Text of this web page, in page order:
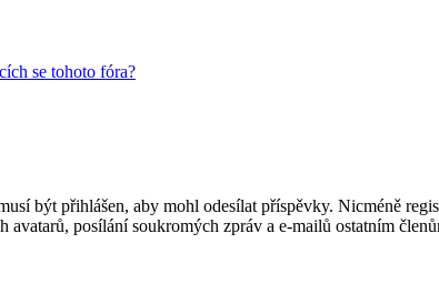
se tohoto fóra?
být přihlášen, aby mohl odesílat příspěvky. Nicméně
posílání soukromých zpráv a e-mailů ostatním